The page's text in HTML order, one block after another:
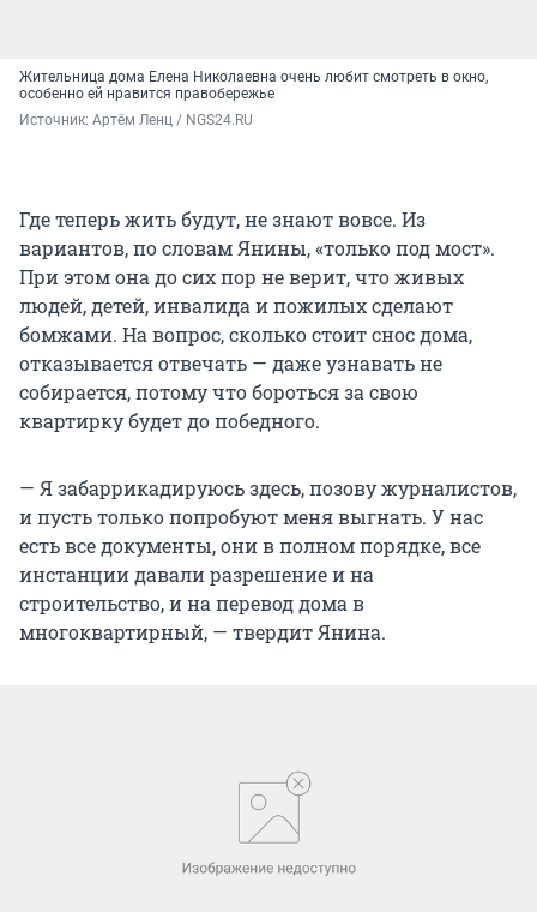
Жительница дома Елена Николаевна очень любит смотреть в окно,
особенно ей нравится правобережье
Источник: Артём Ленц / NGS24.RU
Где теперь жить будут, не знают вовсе. Из
вариантов, по словам Янины, «только под мост».
При этом она до сих пор не верит, что живых
людей, детей, инвалида и пожилых сделают
бомжами. На вопрос, сколько стоит снос дома,
отказывается отвечать — даже узнавать не
собирается, потому что бороться за свою
квартирку будет до победного.
— Я забаррикадируюсь здесь, позову журналистов,
и пусть только попробуют меня выгнать. У нас
есть все документы, они в полном порядке, все
инстанции давали разрешение и на
строительство, и на перевод дома в
многоквартирный, — твердит Янина.